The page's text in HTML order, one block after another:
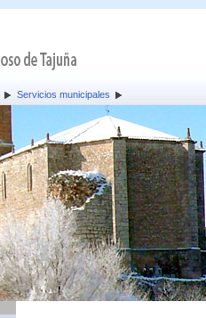
Servicios municipales